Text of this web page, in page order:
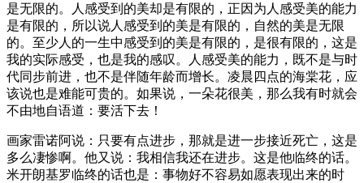
是无限的。人感受到的美却是有限的，正因为人感受美的能力
是有限的，所以说人感受到的美是有限的，自然的美是无限
的。至少人的一生中感受到的美是有限的，是很有限的，这是
我的实际感受，也是我的感叹。人感受美的能力，既不是与时
代同步前进，也不是伴随年龄而增长。凌晨四点的海棠花，应
该说也是难能可贵的。如果说，一朵花很美，那么我有时就会
不由地自语道：要活下去！
画家雷诺阿说：只要有点进步，那就是进一步接近死亡，这是
多么凄惨啊。他又说：我相信我还在进步。这是他临终的话。
米开朗基罗临终的话也是：事物好不容易如愿表现出来的时